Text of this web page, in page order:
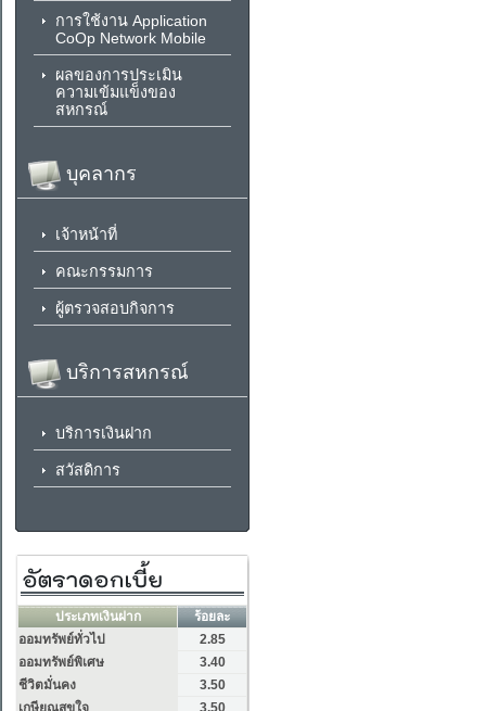
การใช้งาน Application
CoOp Network Mobile
ผลของการประเมิน
ความเข้มแข็งของ
สหกรณ์
บุคลากร
เจ้าหน้าที่
คณะกรรมการ
ผู้ตรวจสอบกิจการ
บริการสหกรณ์
บริการเงินฝาก
สวัสดิการ